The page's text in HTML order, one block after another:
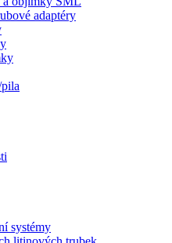
adaptéry
systémy